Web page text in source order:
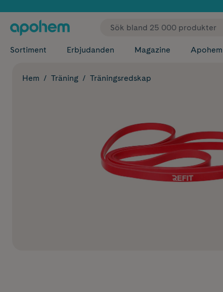
✓
Sortiment Erbjudanden Magazine
Hem Träning Träningsredskap